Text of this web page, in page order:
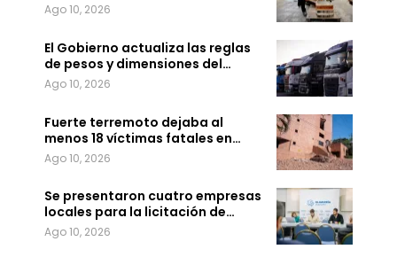
Ago 10, 2026
El Gobierno actualiza las reglas
de pesos y dimensiones del…
Ago 10, 2026
Fuerte terremoto dejaba al
menos 18 víctimas fatales en…
Ago 10, 2026
Se presentaron cuatro empresas
locales para la licitación de…
Ago 10, 2026